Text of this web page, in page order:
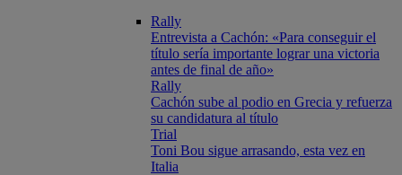
Rally
Entrevista a Cachón: «Para conseguir el
título sería importante lograr una victoria
antes de final de año»
Rally
Cachón sube al podio en Grecia y refuerza
su candidatura al título
Trial
Toni Bou sigue arrasando, esta vez en
Italia